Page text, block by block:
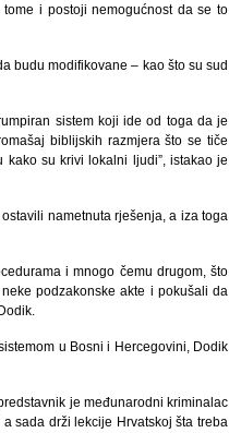
i postoji nemogućnost da se to
budu modifikovane – kao što su sud
sistem koji ide od toga da je
biblijskih razmjera što se tiče
su krivi lokalni ljudi”, istakao je
nametnuta rješenja, a iza toga
i mnogo čemu drugom, što
podzakonske akte i pokušali da
u Bosni i Hercegovini, Dodik
je međunarodni kriminalac
sada drži lekcije Hrvatskoj šta treba